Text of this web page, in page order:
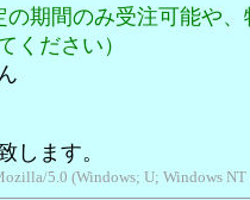
の期間のみ受注可能や
ください）
します。
5.0 (Windows; U; Windows